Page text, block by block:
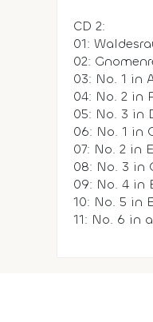
CD 2:
01:
02:
03: No. 1 in
04: No. 2 in
05: No. 3 in
06: No. 1 in
07: No. 2 in
08: No. 3 in
09: No. 4 in
10: No. 5 in
11: No. 6 in